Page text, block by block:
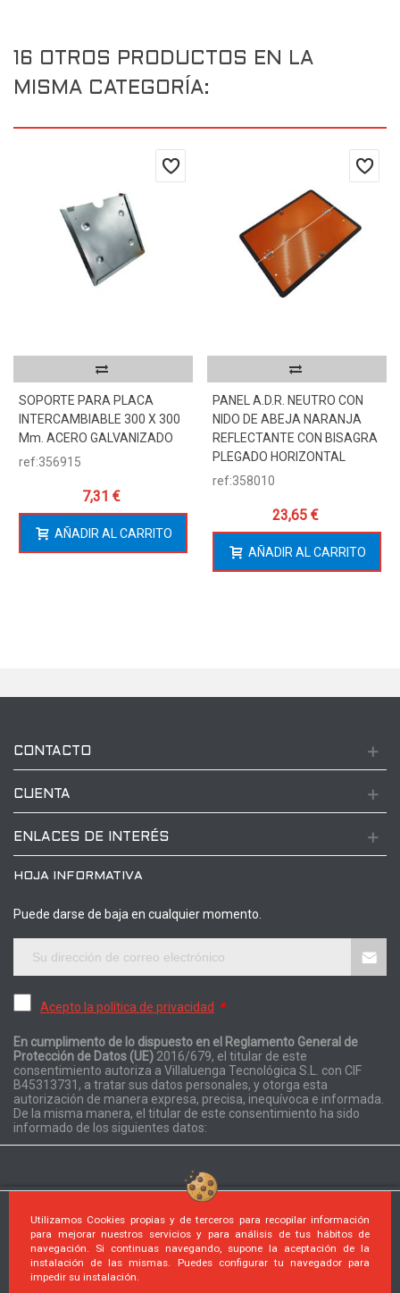
Utilizamos Cookies propias y de terceros para recopilar información
para mejorar nuestros servicios y para análisis de tus hábitos de
navegación. Si continuas navegando, supone la aceptación de la
instalación de las mismas. Puedes configurar tu navegador para
impedir su instalación.
16 OTROS PRODUCTOS EN LA
MISMA CATEGORÍA:
SOPORTE PARA PLACA
INTERCAMBIABLE 300 X 300
Mm. ACERO GALVANIZADO
ref:356915
7,31 €
AÑADIR AL CARRITO
PANEL A.D.R. NEUTRO CON
NIDO DE ABEJA NARANJA
REFLECTANTE CON BISAGRA
PLEGADO HORIZONTAL
ref:358010
23,65 €
AÑADIR AL CARRITO
CONTACTO
CUENTA
ENLACES DE INTERÉS
HOJA INFORMATIVA
Puede darse de baja en cualquier momento.
Acepto la política de privacidad *
En cumplimento de lo dispuesto en el Reglamento General de
Protección de Datos (UE) 2016/679, el titular de este
consentimiento autoriza a Villaluenga Tecnológica S.L. con CIF
B45313731, a tratar sus datos personales, y otorga esta
autorización de manera expresa, precisa, inequívoca e informada.
De la misma manera, el titular de este consentimiento ha sido
informado de los siguientes datos:
© 2026 Desarrollado por PrestaShop™. Reservados todos los